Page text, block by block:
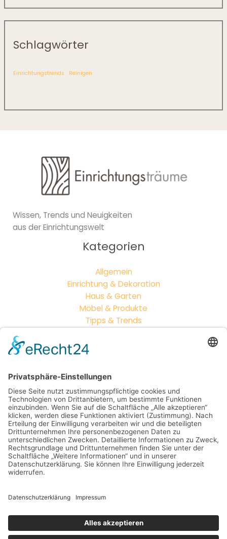
Schlagwörter
Einrichtungstrends Reinigen
Wissen, Trends und Neuigkeiten
aus der Einrichtungswelt
Kategorien
Allgemein
Einrichtung & Dekoration
Haus & Garten
Möbel & Produkte
Tipps & Trends
Neueste Beiträge
zweiten Zuhause
Vintage vs. Modern: Wie du Möbelstile perfekt
kombinierst
Mehr als nur Sitzgelegenheiten: So entsteht dein
neues Lieblingsplätzchen draußen
Mit cleverer Lichtsteuerung Räume ins perfekte
Licht rücken – so treffen Sie jede Stimmung
genau ins Schwarze
Weniger ist mehr: Minimalistische Deko für ein
Copyright © 2026 Einrichtungsträume